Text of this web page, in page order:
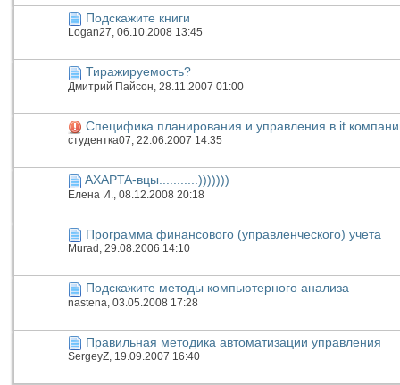
Подскажите книги
Logan27, 06.10.2008 13:45
Тиражируемость?
Дмитрий Пайсон , 28.11.2007 01:00
Специфика планирования и управления в it
студентка07, 22.06.2007 14:35
AXAPTA-вцы...........)))))))
Елена И. , 08.12.2008 20:18
Программа финансового (управленческого) учета
Murad , 29.08.2006 14:10
Подскажите методы компьютерного анализа
nastena , 03.05.2008 17:28
Правильная методика автоматизации управления
SergeyZ, 19.09.2007 16:40